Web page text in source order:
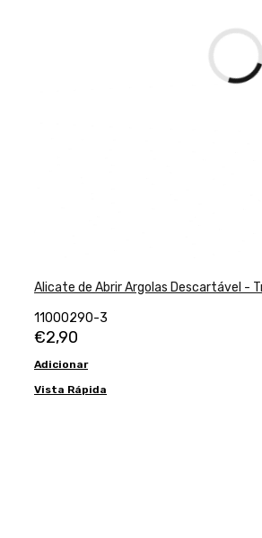
Alicate de Abrir Argolas Descartável -
11000290-3
€2,90
Adicionar
Vista Rápida